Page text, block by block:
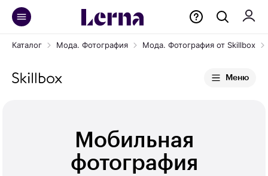
Каталог Мода. Фотография Мода. Фотография от Skillbox
Меню
Мобильная
фотография